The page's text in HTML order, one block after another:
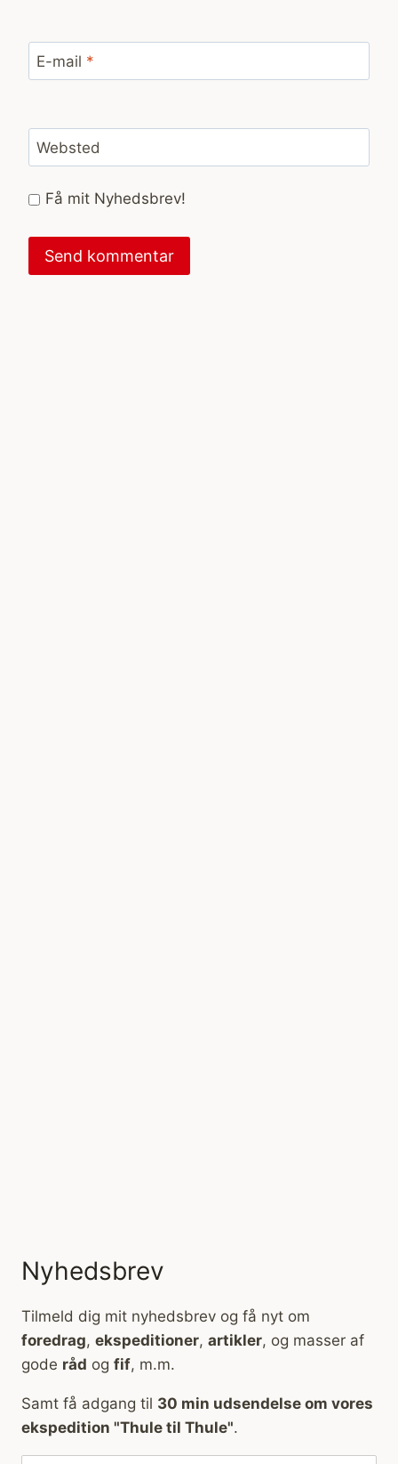
E-mail *
Websted
Få mit Nyhedsbrev!
Nyhedsbrev
Tilmeld dig mit nyhedsbrev og få nyt om
foredrag, ekspeditioner, artikler, og masser af
gode råd og fif, m.m.
Samt få adgang til 30 min udsendelse om vores
ekspedition "Thule til Thule".